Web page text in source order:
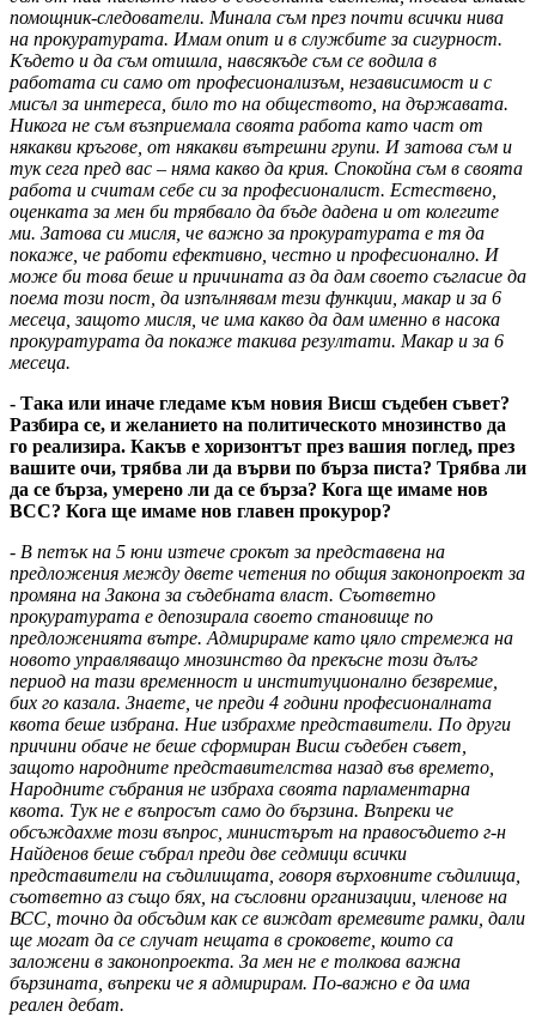
помощник-следователи. Минала съм през почти всички нива
на прокуратурата. Имам опит и в службите за сигурност.
Където и да съм отишла, навсякъде съм се водила в
работата си само от професионализъм, независимост и с
мисъл за интереса, било то на обществото, на държавата.
Никога не съм възприемала своята работа като част от
някакви кръгове, от някакви вътрешни групи. И затова съм и
тук сега пред вас – няма какво да крия. Спокойна съм в своята
работа и считам себе си за професионалист. Естествено,
оценката за мен би трябвало да бъде дадена и от колегите
ми. Затова си мисля, че важно за прокуратурата е тя да
покаже, че работи ефективно, честно и професионално. И
може би това беше и причината аз да дам своето съгласие да
поема този пост, да изпълнявам тези функции, макар и за 6
месеца, защото мисля, че има какво да дам именно в насока
прокуратурата да покаже такива резултати. Макар и за 6
месеца.
- Така или иначе гледаме към новия Висш съдебен съвет?
Разбира се, и желанието на политическото мнозинство да
го реализира. Какъв е хоризонтът през вашия поглед, през
вашите очи, трябва ли да върви по бърза писта? Трябва ли
да се бърза, умерено ли да се бърза? Кога ще имаме нов
ВСС? Кога ще имаме нов главен прокурор?
- В петък на 5 юни изтече срокът за представена на
предложения между двете четения по общия законопроект за
промяна на Закона за съдебната власт. Съответно
прокуратурата е депозирала своето становище по
предложенията вътре. Адмирираме като цяло стремежа на
новото управляващо мнозинство да прекъсне този дълъг
период на тази временност и институционално безвремие,
бих го казала. Знаете, че преди 4 години професионалната
квота беше избрана. Ние избрахме представители. По други
причини обаче не беше сформиран Висш съдебен съвет,
защото народните представителства назад във времето,
Народните събрания не избраха своята парламентарна
квота. Тук не е въпросът само до бързина. Въпреки че
обсъждахме този въпрос, министърът на правосъдието г-н
Найденов беше събрал преди две седмици всички
представители на съдилищата, говоря върховните съдилища,
съответно аз също бях, на съсловни организации, членове на
ВСС, точно да обсъдим как се виждат времевите рамки, дали
ще могат да се случат нещата в сроковете, които са
заложени в законопроекта. За мен не е толкова важна
бързината, въпреки че я адмирирам. По-важно е да има
реален дебат.